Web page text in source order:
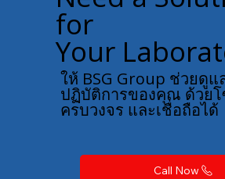
for
Your
ให้ BSG Group ช่วยดูแ
ปฏิบัติการของคุณ ด้วย
ครบวงจร และเชื่อถือได้
Call Now